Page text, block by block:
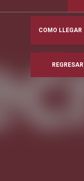
COMO LLEGAR
REGRESAR